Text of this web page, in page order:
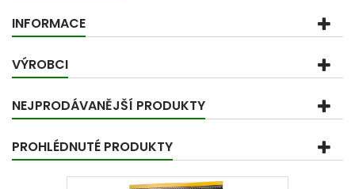
INFORMACE
VÝROBCI
NEJPRODÁVANĚJŠÍ PRODUKTY
PROHLÉDNUTÉ PRODUKTY